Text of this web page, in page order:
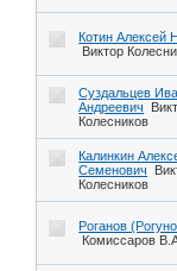
Котин Алексей
Виктор
Суздальцев
Андреевич
Колесников
Калинкин
Семенович
Колесников
Роганов
Комиссаров